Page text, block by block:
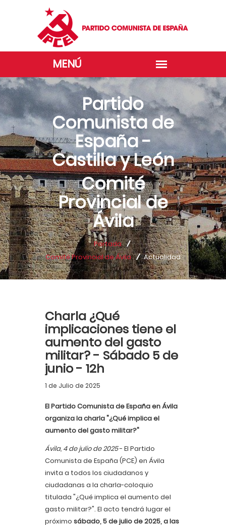
Partido
Comunista de
España -
Castilla y León
Comité
Provincial de
Ávila
Portada
Comité Provincial de Ávila
Actualidad
Charla ¿Qué
implicaciones tiene el
aumento del gasto
militar? - Sábado 5 de
junio - 12h
1 de Julio de 2025
El Partido Comunista de España en Ávila
organiza la charla "¿Qué implica el
aumento del gasto militar?"
Ávila, 4 de julio de 2025- El Partido
Comunista de España (PCE) en Ávila
invita a todos los ciudadanos y
ciudadanas a la charla-coloquio
titulada "¿Qué implica el aumento del
gasto militar?". El acto tendrá lugar el
próximo sábado, 5 de julio de 2025, a las